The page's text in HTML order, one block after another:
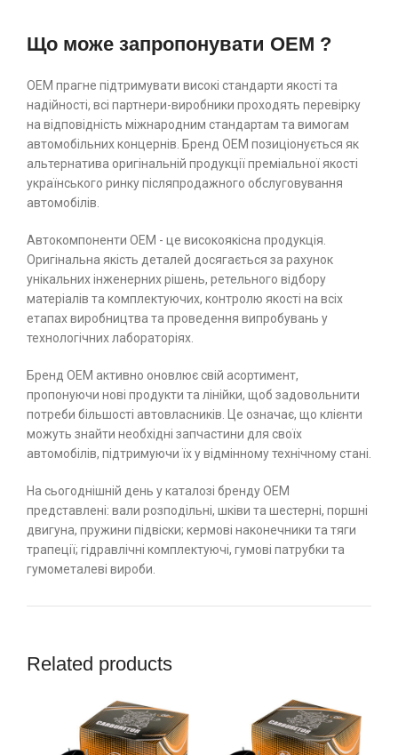
Що може запропонувати OEM ?
ОЕМ прагне підтримувати високі стандарти якості та
надійності, всі партнери-виробники проходять перевірку
на відповідність міжнародним стандартам та вимогам
автомобільних концернів. Бренд ОЕМ позиціонується як
альтернатива оригінальній продукції преміальної якості
українського ринку післяпродажного обслуговування
автомобілів.
Автокомпоненти ОЕМ - це високоякісна продукція.
Оригінальна якість деталей досягається за рахунок
унікальних інженерних рішень, ретельного відбору
матеріалів та комплектуючих, контролю якості на всіх
етапах виробництва та проведення випробувань у
технологічних лабораторіях.
Бренд ОЕМ активно оновлює свій асортимент,
пропонуючи нові продукти та лінійки, щоб задовольнити
потреби більшості автовласників. Це означає, що клієнти
можуть знайти необхідні запчастини для своїх
автомобілів, підтримуючи їх у відмінному технічному стані.
На сьогоднішній день у каталозі бренду ОЕМ
представлені: вали розподільні, шківи та шестерні, поршні
двигуна, пружини підвіски; кермові наконечники та тяги
трапеції; гідравлічні комплектуючі, гумові патрубки та
гумометалеві вироби.
Related products